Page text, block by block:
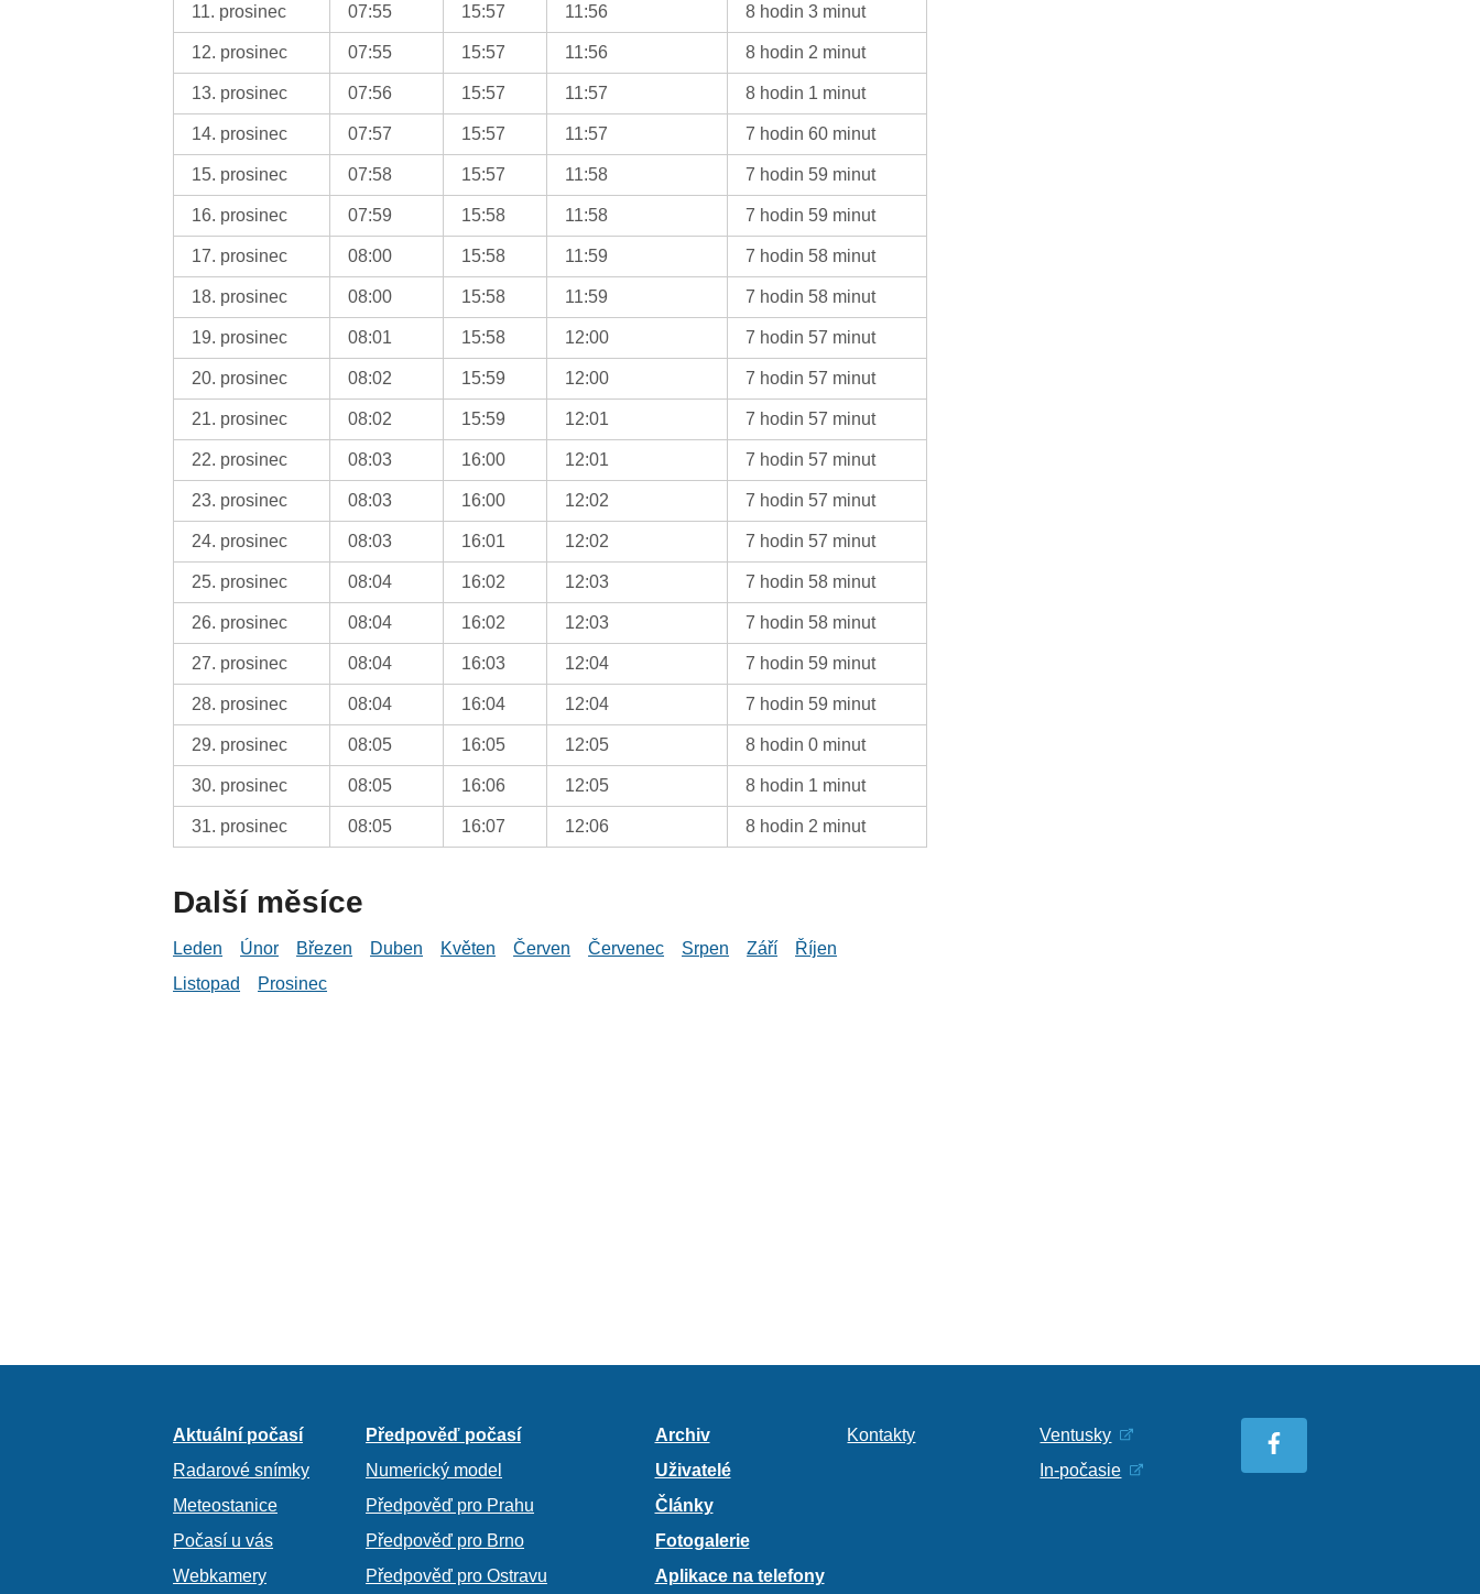
11. prosinec 07:55 15:57 11:56 8 hodin 3 minut
12. prosinec 07:55 15:57 11:56 8 hodin 2 minut
13. prosinec 07:56 15:57 11:57 8 hodin 1 minut
14. prosinec 07:57 15:57 11:57 7 hodin 60 minut
15. prosinec 07:58 15:57 11:58 7 hodin 59 minut
16. prosinec 07:59 15:58 11:58 7 hodin 59 minut
17. prosinec 08:00 15:58 11:59 7 hodin 58 minut
18. prosinec 08:00 15:58 11:59 7 hodin 58 minut
19. prosinec 08:01 15:58 12:00 7 hodin 57 minut
20. prosinec 08:02 15:59 12:00 7 hodin 57 minut
21. prosinec 08:02 15:59 12:01 7 hodin 57 minut
22. prosinec 08:03 16:00 12:01 7 hodin 57 minut
23. prosinec 08:03 16:00 12:02 7 hodin 57 minut
24. prosinec 08:03 16:01 12:02 7 hodin 57 minut
25. prosinec 08:04 16:02 12:03 7 hodin 58 minut
26. prosinec 08:04 16:02 12:03 7 hodin 58 minut
27. prosinec 08:04 16:03 12:04 7 hodin 59 minut
28. prosinec 08:04 16:04 12:04 7 hodin 59 minut
29. prosinec 08:05 16:05 12:05 8 hodin 0 minut
30. prosinec 08:05 16:06 12:05 8 hodin 1 minut
31. prosinec 08:05 16:07 12:06 8 hodin 2 minut
Další měsíce
Leden Únor Březen Duben Květen Červen Červenec Srpen Září
Říjen
Listopad
Prosinec
Aktuální počasí
Radarové snímky
Meteostanice
Počasí u vás
Webkamery
Předpověď počasí
Numerický model
Předpověď pro Prahu
Předpověď pro Brno
Předpověď pro Ostravu
Archiv
Uživatelé
Články
Fotogalerie
Aplikace na telefony
Kontakty
Ventusky
In-počasie